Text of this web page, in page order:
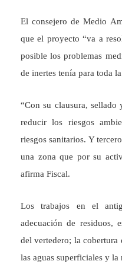
El consejero de Medio
que el proyecto “va a
posible los problemas
de inertes tenía para toda
“Con su clausura, sellado
reducir los riesgos
riesgos sanitarios. Y
una zona que por su
afirma Fiscal.
Los trabajos en el
adecuación de residuos,
del vertedero; la
las aguas superficiales y